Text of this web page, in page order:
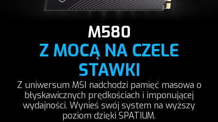
M580
Z MOCĄ NA CZELE
STAWKI
Z uniwersum MSI nadchodzi pamięć masowa o
błyskawicznych prędkościach i imponującej
wydajności. Wynieś swój system na wyższy
poziom dzięki SPATIUM.